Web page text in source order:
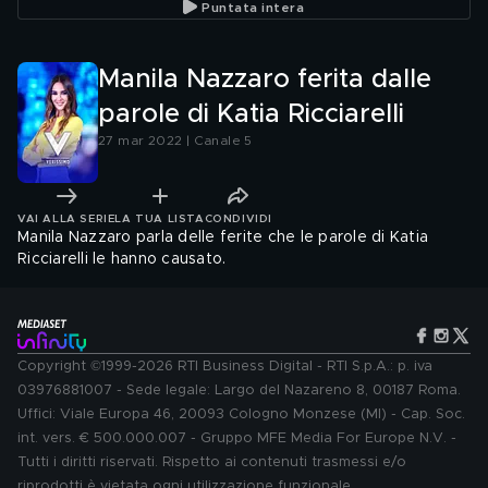
Puntata intera
Manila Nazzaro ferita dalle
parole di Katia Ricciarelli
27 mar 2022 | Canale 5
VAI ALLA SERIE LA TUA LISTA CONDIVIDI
Manila Nazzaro parla delle ferite che le parole di Katia
Ricciarelli le hanno causato.
Copyright ©1999-2026 RTI Business Digital - RTI S.p.A.: p. iva
03976881007 - Sede legale: Largo del Nazareno 8, 00187 Roma.
Uffici: Viale Europa 46, 20093 Cologno Monzese (MI) - Cap. Soc.
int. vers. € 500.000.007 - Gruppo MFE Media For Europe N.V. -
Tutti i diritti riservati. Rispetto ai contenuti trasmessi e/o